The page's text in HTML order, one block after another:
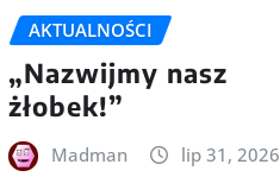
AKTUALNOŚCI
„Nazwijmy nasz
żłobek!”
Madman lip 31, 2026